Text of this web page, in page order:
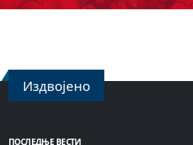
Издвојено
ПОСЛЕДЊЕ ВЕСТИ